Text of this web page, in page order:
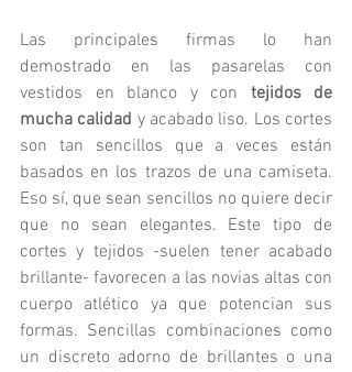
Las principales firmas lo han
demostrado en las pasarelas con
vestidos en blanco y con tejidos de
mucha calidad y acabado liso. Los cortes
son tan sencillos que a veces están
basados en los trazos de una camiseta.
Eso sí, que sean sencillos no quiere decir
que no sean elegantes. Este tipo de
cortes y tejidos -suelen tener acabado
brillante- favorecen a las novias altas con
cuerpo atlético ya que potencian sus
formas. Sencillas combinaciones como
un discreto adorno de brillantes o una